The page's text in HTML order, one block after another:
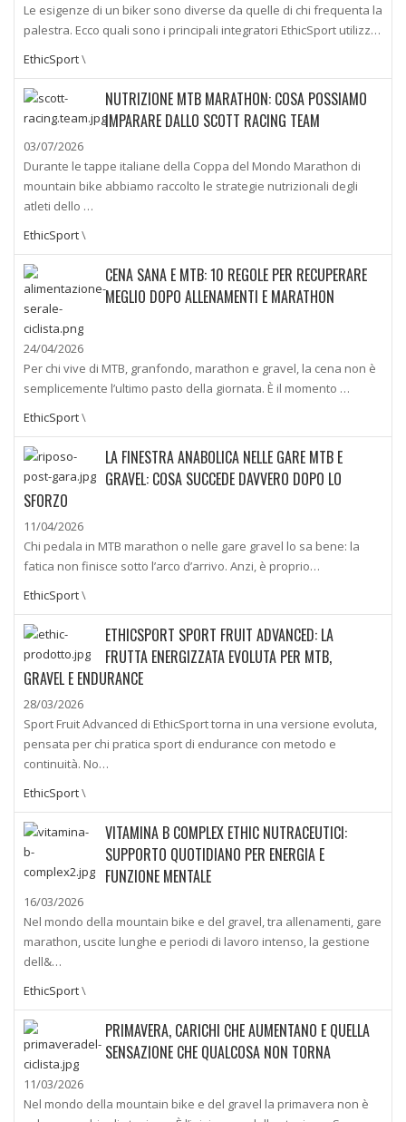
Le esigenze di un biker sono diverse da quelle di chi frequenta la
palestra. Ecco quali sono i principali integratori EthicSport utilizz…
EthicSport\
NUTRIZIONE MTB MARATHON: COSA POSSIAMO
IMPARARE DALLO SCOTT RACING TEAM
03/07/2026
Durante le tappe italiane della Coppa del Mondo Marathon di
mountain bike abbiamo raccolto le strategie nutrizionali degli
atleti dello …
EthicSport\
CENA SANA E MTB: 10 REGOLE PER RECUPERARE
MEGLIO DOPO ALLENAMENTI E MARATHON
24/04/2026
Per chi vive di MTB, granfondo, marathon e gravel, la cena non è
semplicemente l’ultimo pasto della giornata. È il momento …
EthicSport\
LA FINESTRA ANABOLICA NELLE GARE MTB E
GRAVEL: COSA SUCCEDE DAVVERO DOPO LO
SFORZO
11/04/2026
Chi pedala in MTB marathon o nelle gare gravel lo sa bene: la
fatica non finisce sotto l’arco d’arrivo. Anzi, è proprio…
EthicSport\
ETHICSPORT SPORT FRUIT ADVANCED: LA
FRUTTA ENERGIZZATA EVOLUTA PER MTB,
GRAVEL E ENDURANCE
28/03/2026
Sport Fruit Advanced di EthicSport torna in una versione evoluta,
pensata per chi pratica sport di endurance con metodo e
continuità. No…
EthicSport\
VITAMINA B COMPLEX ETHIC NUTRACEUTICI:
SUPPORTO QUOTIDIANO PER ENERGIA E
FUNZIONE MENTALE
16/03/2026
Nel mondo della mountain bike e del gravel, tra allenamenti, gare
marathon, uscite lunghe e periodi di lavoro intenso, la gestione
dell&…
EthicSport\
PRIMAVERA, CARICHI CHE AUMENTANO E QUELLA
SENSAZIONE CHE QUALCOSA NON TORNA
11/03/2026
Nel mondo della mountain bike e del gravel la primavera non è